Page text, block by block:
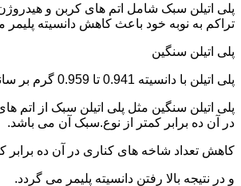
پلی اتیلن سبک شامل اتم های کربن و
تراکم به نوبه خود باعث کاهش دانسیته پلیمر می گردد.به طور کلی به پلی
پلی اتیلن سنگین
پلی اتیلن با دانسیته 0.941 تا 0.959 گرم بر سانتی متر مکعب پلی اتیلن سنگین نام دارد.
در آن ده برابر کمتر از نوع.سبک آن می باشد.
کاهش تعداد شاخه های کناری در آن ده
و در نتیجه بالا رفتن دانسیته پلیمر می گردد.